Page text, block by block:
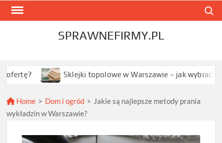
Skip
SPRAWNEFIRMY.PL
Sklejki topolowe w Warszawie – jak wybrać najlepszą
Home > Dom i ogród > Jakie są najlepsze metody prania
wykładzin w Warszawie?